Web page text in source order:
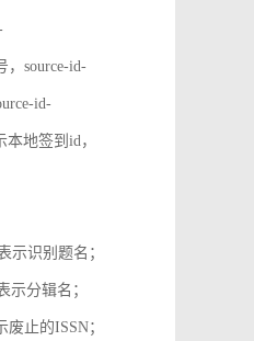
，source-id-
id-
地签到id，
示识别题名；
示分辑名；
止的ISSN；